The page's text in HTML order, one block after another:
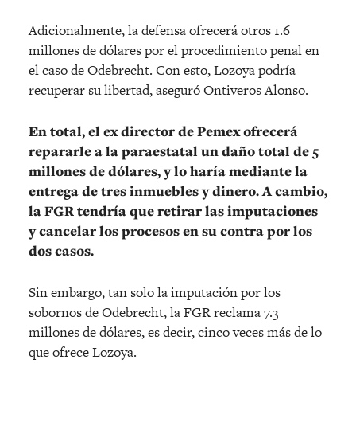
Adicionalmente, la defensa ofrecerá otros 1.6
millones de dólares por el procedimiento penal en
el caso de Odebrecht. Con esto, Lozoya podría
recuperar su libertad, aseguró Ontiveros Alonso.
En total, el ex director de Pemex ofrecerá
repararle a la paraestatal un daño total de 5
millones de dólares, y lo haría mediante la
entrega de tres inmuebles y dinero. A cambio,
la FGR tendría que retirar las imputaciones
y cancelar los procesos en su contra por los
dos casos.
Sin embargo, tan solo la imputación por los
sobornos de Odebrecht, la FGR reclama 7.3
millones de dólares, es decir, cinco veces más de lo
que ofrece Lozoya.